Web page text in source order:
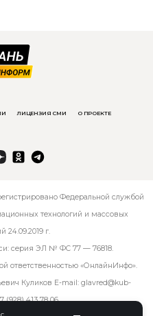
ЛИЦЕНЗИЯ СМИ О ПРОЕКТЕ
Федеральной службой
технологий и массовых
24.09.2019 г.
серия ЭЛ № ФС 77 — 76818.
ответственностью «ОнлайнИнфо».
Куликов E-mail: glavred@kub-
(928) 413 78 06.